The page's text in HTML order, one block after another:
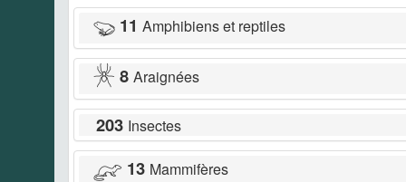
11 Amphibiens et reptiles
8 Araignées
203 Insectes
13 Mammifères